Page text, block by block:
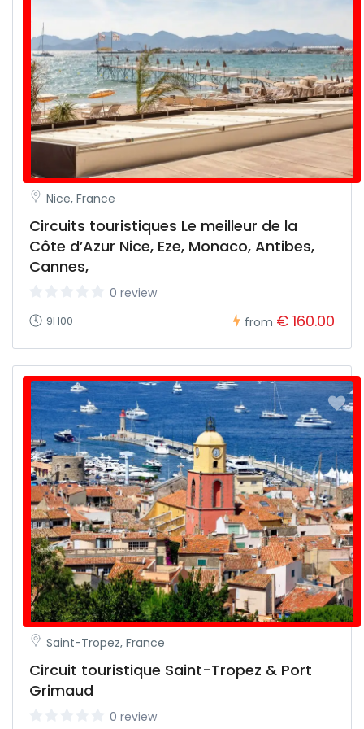
Saint-Tropez, France
Circuit touristique Saint-Tropez & Port
Grimaud
0 review
Nice, France
Circuits touristiques Le meilleur de la
Côte d’Azur Nice, Eze, Monaco, Antibes,
Cannes,
0 review
9H00 from € 160.00